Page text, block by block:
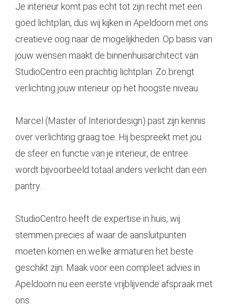
Je interieur komt pas echt tot zijn recht met een
goed lichtplan, dus wij kijken in Apeldoorn met ons
creatieve oog naar de mogelijkheden. Op basis van
jouw wensen maakt de binnenhuisarchitect van
StudioCentro een prachtig lichtplan. Zo brengt
verlichting jouw interieur op het hoogste niveau.
Marcel (Master of Interiordesign) past zijn kennis
over verlichting graag toe. Hij bespreekt met jou
de sfeer en functie van je interieur, de entree
wordt bijvoorbeeld totaal anders verlicht dan een
pantry.
StudioCentro heeft de expertise in huis, wij
stemmen precies af waar de aansluitpunten
moeten komen en welke armaturen het beste
geschikt zijn. Maak voor een compleet advies in
Apeldoorn nu een eerste vrijblijvende afspraak met
ons.